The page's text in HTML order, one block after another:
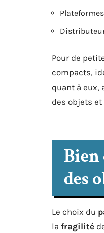
Pour de
compacts,
quant à eux,
des objets
des
Le choix du
la fragilité